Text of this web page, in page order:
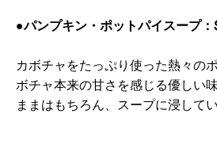
●パンプキン・ポットパイスープ：
カボチャをたっぷり使った熱々の
ボチャ本来の甘さを感じる優しい
ままはもちろん、スープに浸して